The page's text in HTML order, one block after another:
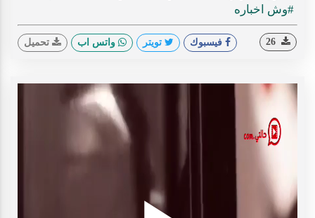
#وش اخباره
فيسبوك تويتر واتس اب تحميل